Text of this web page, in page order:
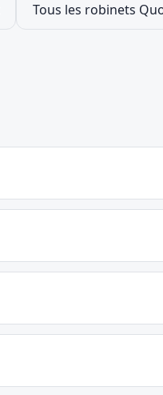
Tous les robinets